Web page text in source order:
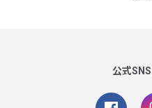
公式